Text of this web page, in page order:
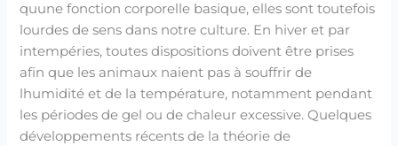
quune fonction corporelle basique, elles sont toutefois
lourdes de sens dans notre culture. En hiver et par
intempéries, toutes dispositions doivent être prises
afin que les animaux naient pas à souffrir de
lhumidité et de la température, notamment pendant
les périodes de gel ou de chaleur excessive. Quelques
développements récents de la théorie de